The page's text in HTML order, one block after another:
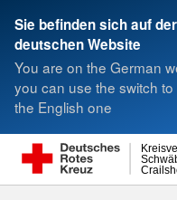
Sie befinden sich auf der
deutschen Website
You are on the German
you can use the switch to
the English one
Suche